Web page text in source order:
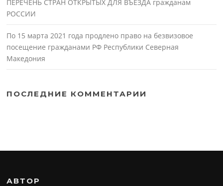
ПЕРЕЧЕНЬ СТРАН ОТКРЫТЫХ ДЛЯ ВЪЕЗДА гражданам
РОССИИ
По 15 марта 2021 года продлено право на безвизовое
посещение гражданами РФ Республики Северная
Македония
ПОСЛЕДНИЕ КОММЕНТАРИИ
АВТОР